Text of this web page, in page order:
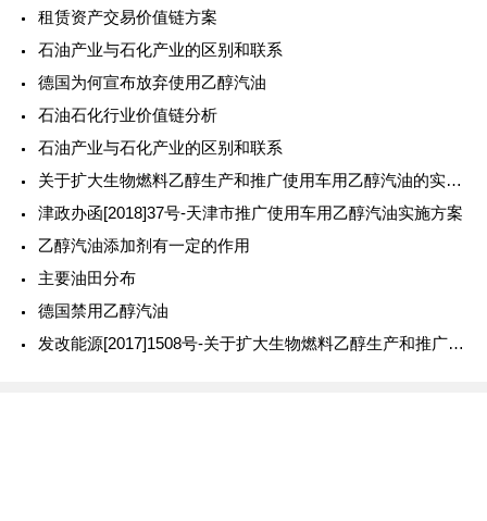
租赁资产交易价值链方案
石油产业与石化产业的区别和联系
德国为何宣布放弃使用乙醇汽油
石油石化行业价值链分析
石油产业与石化产业的区别和联系
关于扩大生物燃料乙醇生产和推广使用车用乙醇汽油的实施方案(发改能源[2017]1508号)答问
津政办函[2018]37号-天津市推广使用车用乙醇汽油实施方案
乙醇汽油添加剂有一定的作用
主要油田分布
德国禁用乙醇汽油
发改能源[2017]1508号-关于扩大生物燃料乙醇生产和推广使用车用乙醇汽油的实施方案